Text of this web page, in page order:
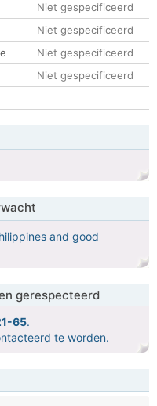
Niet gespecificeerd
Niet gespecificeerd
Niet gespecificeerd
Niet gespecificeerd
and good
gerespecteerd
65.
te worden.